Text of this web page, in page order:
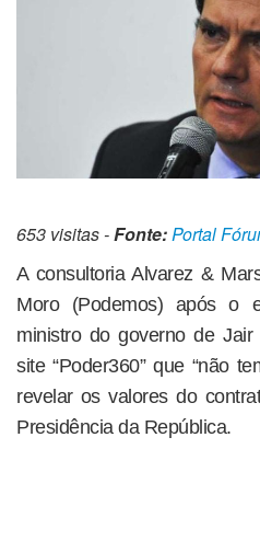
653 visitas -Fonte:Portal
A consultoria Alvarez &
Moro (Podemos) após o
ministro do governo de
site “Poder360” que “não
revelar os valores do
Presidência da República.